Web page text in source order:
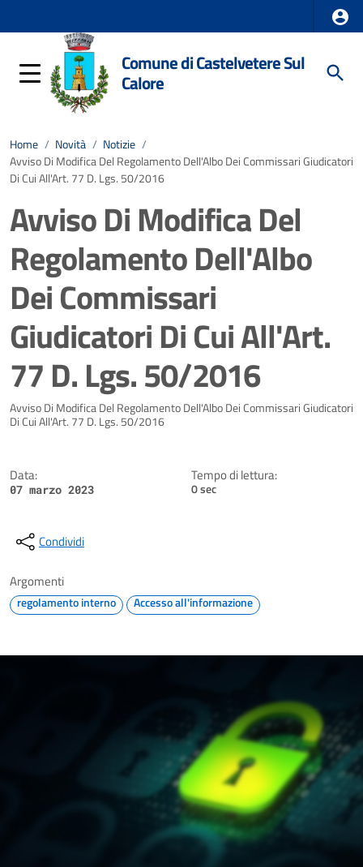
Comune di Castelvetere Sul
Calore
Home / Novità / Notizie /
Avviso Di Modifica Del Regolamento Dell'Albo Dei Commissari Giudicatori
Di Cui All'Art. 77 D. Lgs. 50/2016
Avviso Di Modifica Del
Regolamento Dell'Albo
Dei Commissari
Giudicatori Di Cui All'Art.
77 D. Lgs. 50/2016
Dettagli della notizia
Avviso Di Modifica Del Regolamento Dell'Albo Dei Commissari Giudicatori
Di Cui All'Art. 77 D. Lgs. 50/2016
Data:
07 marzo 2023
Tempo di lettura:
0 sec
Condividi
Argomenti
regolamento interno Accesso all'informazione